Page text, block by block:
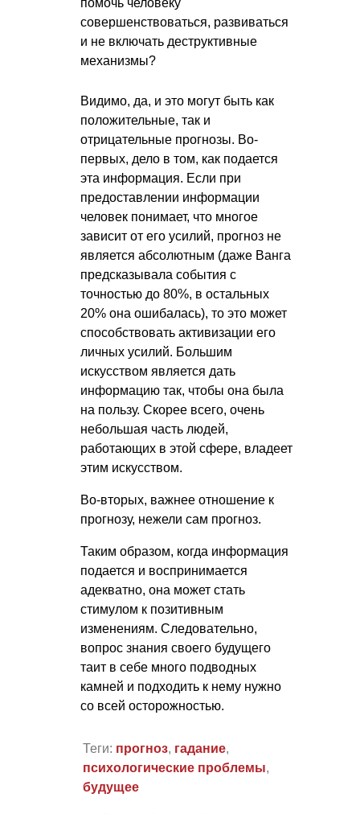
помочь человеку
совершенствоваться, развиваться
и не включать деструктивные
механизмы?
Видимо, да, и это могут быть как
положительные, так и
отрицательные прогнозы. Во-
первых, дело в том, как подается
эта информация. Если при
предоставлении информации
человек понимает, что многое
зависит от его усилий, прогноз не
является абсолютным (даже Ванга
предсказывала события с
точностью до 80%, в остальных
20% она ошибалась), то это может
способствовать активизации его
личных усилий. Большим
искусством является дать
информацию так, чтобы она была
на пользу. Скорее всего, очень
небольшая часть людей,
работающих в этой сфере, владеет
этим искусством.
Во-вторых, важнее отношение к
прогнозу, нежели сам прогноз.
Таким образом, когда информация
подается и воспринимается
адекватно, она может стать
стимулом к позитивным
изменениям. Следовательно,
вопрос знания своего будущего
таит в себе много подводных
камней и подходить к нему нужно
со всей осторожностью.
Теги: прогноз, гадание,
психологические проблемы,
будущее